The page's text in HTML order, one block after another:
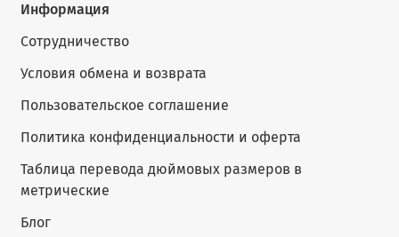
Информация
Сотрудничество
Условия обмена и возврата
Пользовательское соглашение
Политика конфиденциальности и оферта
Таблица перевода дюймовых размеров в
метрические
Блог